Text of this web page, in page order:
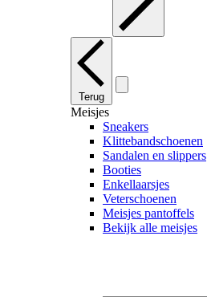
Terug
Meisjes
Sneakers
Klittebandschoenen
Sandalen en slippers
Booties
Enkellaarsjes
Veterschoenen
Meisjes pantoffels
Bekijk alle meisjes